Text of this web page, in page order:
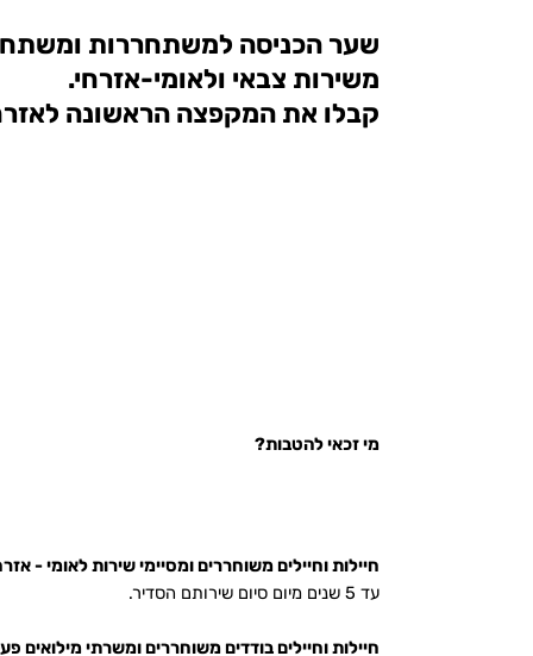
שער הכניסה למשתחררות
משירות צבאי ולאומי-אזרחי.
קבלו את המקפצה הראשונה
מי זכאי להטבות?
חיילות וחיילים משוחררים ומסיימי שירות לאומי -
עד 5 שנים מיום סיום שירותם הסדיר.
חיילות וחיילים בודדים משוחררים ומשרתי מילואים